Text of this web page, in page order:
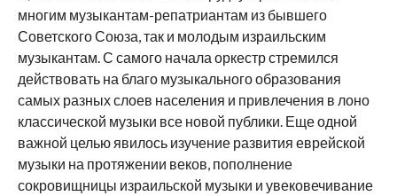
многим музыкантам-репатриантам из бывшего
Советского Союза, так и молодым израильским
музыкантам. С самого начала оркестр стремился
действовать на благо музыкального образования
самых разных слоев населения и привлечения в лоно
классической музыки все новой публики. Еще одной
важной целью явилось изучение развития еврейской
музыки на протяжении веков, пополнение
сокровищницы израильской музыки и увековечивание